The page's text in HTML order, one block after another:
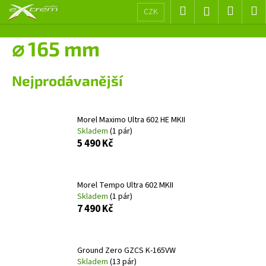
Přejít
CZK Hledat Přihlášení
košík
⌀ 165 mm
Nejprodávanější
Morel Maximo Ultra 602 HE MKII
Skladem (1 pár)
5 490 Kč
Morel Tempo Ultra 602 MKII
Skladem (1 pár)
7 490 Kč
Ground Zero GZCS K-165VW
Skladem (13 pár)
š
o